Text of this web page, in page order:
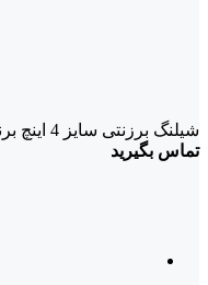
شیلنگ برزنتی سایز 4 اینچ برند اشباخ
تماس بگیرید